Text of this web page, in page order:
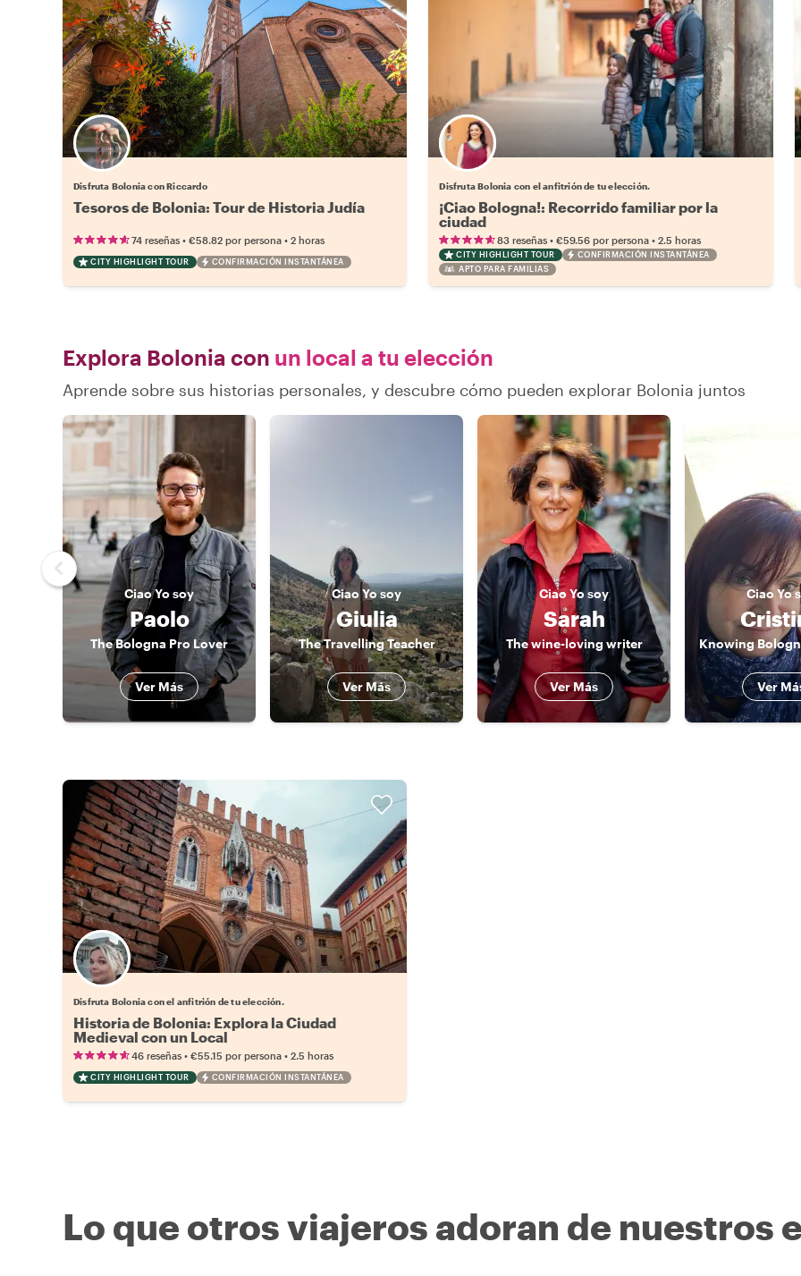
Disfruta Bolonia con Riccardo
Tesoros de Bolonia: Tour de Historia Judía
74 reseñas • €58.82 por persona • 2 horas
CITY HIGHLIGHT TOUR CONFIRMACIÓN INSTANTÁNEA
Disfruta Bolonia con el anfitrión de tu elección.
¡Ciao Bologna!: Recorrido familiar por la
ciudad
83 reseñas •€59.56 por persona •2.5 horas
CITY HIGHLIGHT TOUR
CONFIRMACIÓN INSTANTÁNEA
APTO PARA FAMILIAS
Explora Bolonia con un local a tu elección
Aprende sobre sus historias personales, y descubre cómo pueden explorar Bolonia juntos
CiaoYo soy
Paolo
The Bologna Pro Lover
Ver Más
CiaoYo soy
Giulia
The Travelling Teacher
Ver Más
CiaoYo soy
Sarah
The wine-loving writer
Ver Más
Ciao Yo
Ver
Elige tu local favorito
Disfruta Bolonia con el anfitrión de tu elección.
Historia de Bolonia: Explora la Ciudad
Medieval con un Local
46 reseñas • €55.15 por persona • 2.5 horas
CITY HIGHLIGHT TOUR CONFIRMACIÓN INSTANTÁNEA
Lo que otros viajeros adoran de nuestros